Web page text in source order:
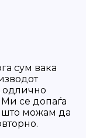
сум вака
одлично
се допаѓа
што можам да